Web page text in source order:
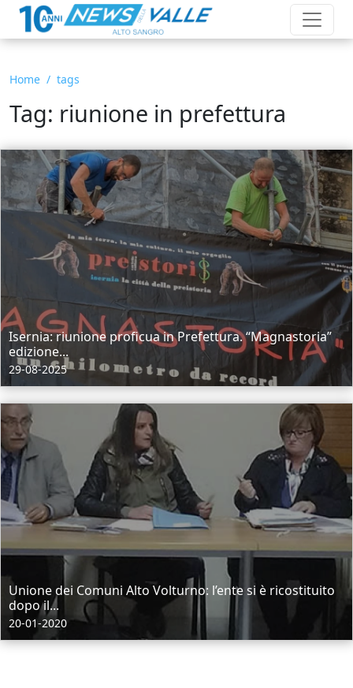
Home tags
Tag: riunione in prefettura
Isernia: riunione proficua in Prefettura. “Magnastoria”
edizione...
29-08-2025
Unione dei Comuni Alto Volturno: l’ente si è ricostituito
dopo il...
20-01-2020